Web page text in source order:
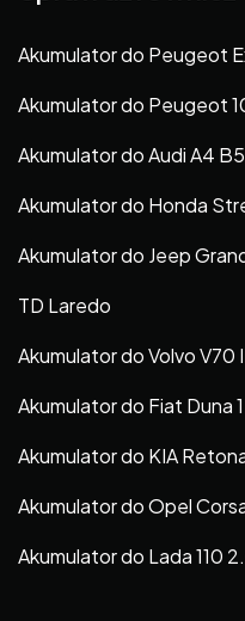
Akumulator do Peugeot
Akumulator do Peugeot
Akumulator do Audi A4
Akumulator do Honda
Akumulator do Jeep
TD Laredo
Akumulator do Volvo V70
Akumulator do Fiat Duna
Akumulator do KIA
Akumulator do Opel
Akumulator do Lada 110